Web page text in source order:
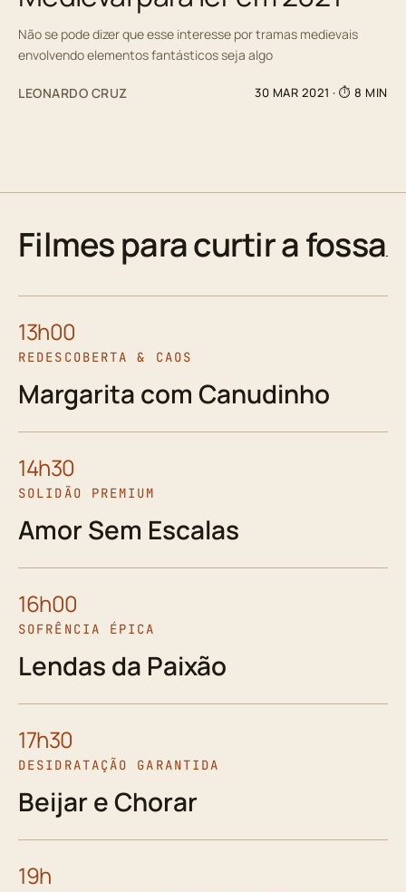
Não se pode dizer que esse interesse por tramas medievais
envolvendo elementos fantásticos seja algo
LEONARDO CRUZ 30 MAR 2021 · ⏱ 8 MIN
Filmes para curtir a fossa
13h00
REDESCOBERTA & CAOS
Margarita com Canudinho
14h30
SOLIDÃO PREMIUM
Amor Sem Escalas
16h00
SOFRÊNCIA ÉPICA
Lendas da Paixão
17h30
DESIDRATAÇÃO GARANTIDA
Beijar e Chorar
19h